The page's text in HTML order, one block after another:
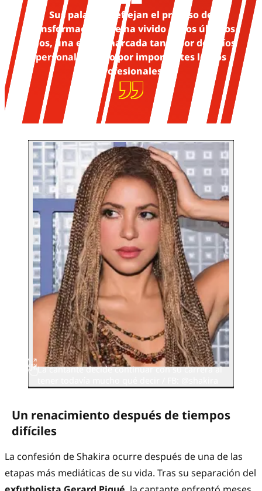
Sus palabras reflejan el proceso de
transformación que ha vivido en los últimos
años, una etapa marcada tanto pordesafíos
personales
como por importantes logros
profesionales.
La cantante decide continuar con su carrera al
Un renacimiento después de tiempos
difíciles
La confesión de Shakira ocurre después de una de las
etapas más mediáticas de su vida. Tras su separación del